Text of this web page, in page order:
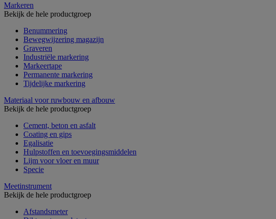
Markeren
Bekijk de hele productgroep
Benummering
Bewegwijzering magazijn
Graveren
Industriële markering
Markeertape
Permanente markering
Tijdelijke markering
Materiaal voor ruwbouw en afbouw
Bekijk de hele productgroep
Cement, beton en asfalt
Coating en gips
Egalisatie
Hulpstoffen en toevoegingsmiddelen
Lijm voor vloer en muur
Specie
Meetinstrument
Bekijk de hele productgroep
Afstandsmeter